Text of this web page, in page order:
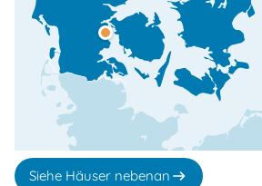
Siehe Häuser nebenan